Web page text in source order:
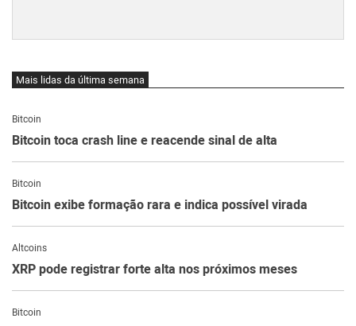
Mais lidas da última semana
Bitcoin
Bitcoin toca crash line e reacende sinal de alta
Bitcoin
Bitcoin exibe formação rara e indica possível virada
Altcoins
XRP pode registrar forte alta nos próximos meses
Bitcoin